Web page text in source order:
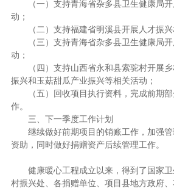
（一）支持青海省杂多县卫生健康局
动；
（二）支持福建省明溪县开展人才振兴
（三）支持青海省杂多县卫生健康局
动；
（四）支持山西省永和县索驼村开展
振兴和玉菇甜瓜产业振兴等相关活动；
（五）回收项目执行资料，完成前期
作。
三、下一季度工作计划
继续做好前期项目的销账工作，加强
资助，同时做好捐赠资产后续管理工作。
健康暖心工程成立以来，得到了国家
村振兴处、各捐赠单位、项目县地方政府